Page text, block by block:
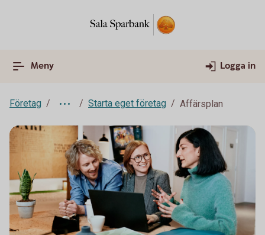
Meny Logga in
Företag Starta eget företag Affärsplan